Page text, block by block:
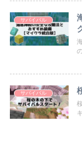
サバイバル
サバイバル